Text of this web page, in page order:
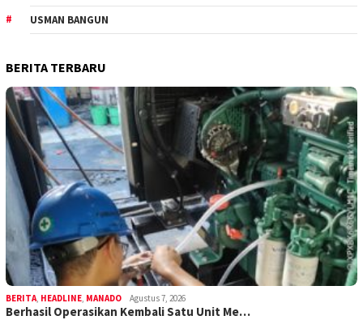
USMAN BANGUN
BERITA TERBARU
BERITA HEADLINE MANADO Agustus 7, 2026
Berhasil Operasikan Kembali Satu Unit Me…